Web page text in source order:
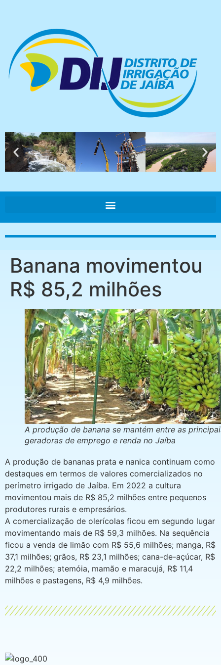
Banana movimentou
R$ 85,2 milhões
A produção de banana se mantém entre as
geradoras de emprego e renda no Jaíba
A produção de bananas prata e nanica continuam como
destaques em termos de valores comercializados no
perímetro irrigado de Jaíba. Em 2022 a cultura
movimentou mais de R$ 85,2 milhões entre pequenos
produtores rurais e empresários.
A comercialização de olerícolas ficou em segundo lugar
movimentando mais de R$ 59,3 milhões. Na sequência
ficou a venda de limão com R$ 55,6 milhões; manga, R$
37,1 milhões; grãos, R$ 23,1 milhões; cana-de-açúcar, R$
22,2 milhões; atemóia, mamão e maracujá, R$ 11,4
milhões e pastagens, R$ 4,9 milhões.